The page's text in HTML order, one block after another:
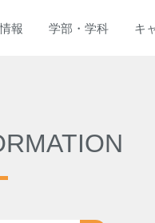
情報 学部 ・ 学科 キ